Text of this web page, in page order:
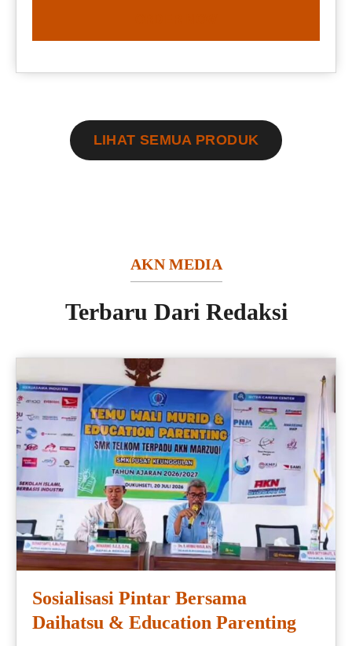
LIHAT SEMUA PRODUK
AKN MEDIA
Terbaru Dari Redaksi
Sosialisasi Pintar Bersama
Daihatsu & Education Parenting